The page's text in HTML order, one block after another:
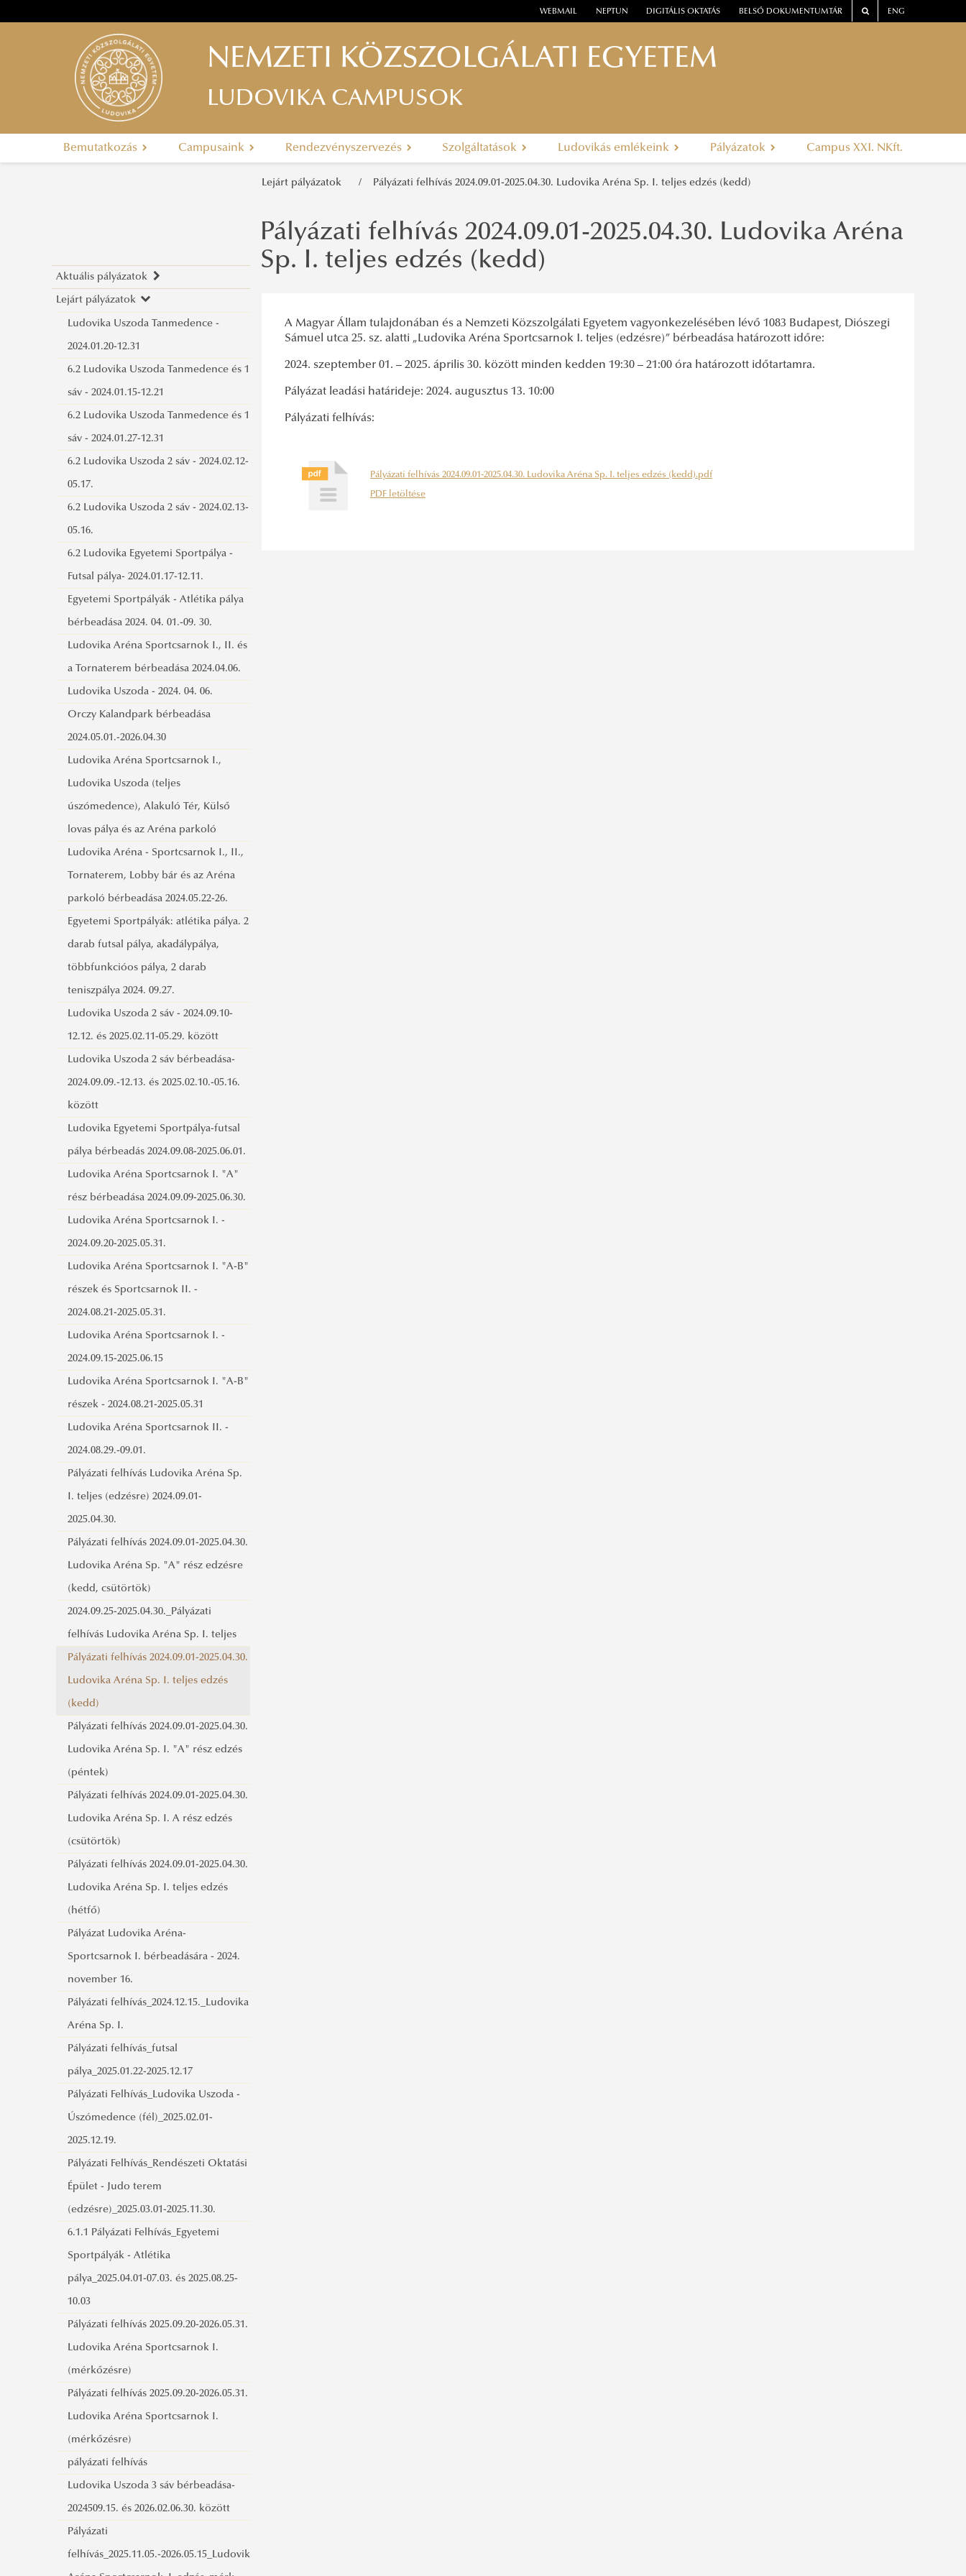
WEBMAIL NEPTUN DIGITÁLIS OKTATÁS BELSŐ DOKUMENTUMTÁR ENG
NEMZETI KÖZSZOLGÁLATI EGYETEM
LUDOVIKA CAMPUSOK
Bemutatkozás Campusaink Rendezvényszervezés Szolgáltatások Ludovikás emlékeink Pályázatok Campus XXI. NKft.
Lejárt pályázatok Pályázati felhívás 2024.09.01-2025.04.30. Ludovika Aréna Sp. I. teljes edzés (kedd)
Aktuális pályázatok
Pályázati felhívás 2026.08.17-2027.05.30.
Ludovika Aréna Sportcsarnok I. "A-B"
rész (edzésre)
Pályázati felhívás 2026.09.19-2027.05.31
között Sportcsarnok I. mérkőzésre
Pályázati felhívás 2026.08.17.-2027.06.13
Sportcsarnok I. "A-B" rész edzésre
Pályázati felhívás_2026.09.19-
2027.05.31_közötti Sportcsarnok I.
mérkőzésre_
Pályázati felhívás
2026.09.07.-2027.06.30. Ludovika Aréna
Sportcsarnok I. "A" rész (edzésre)
Pályázati felhívás 2026.09.07-
2027.05.21_Úszómedence 2 sáv
edzésre
Pályázati felhívás 2026.09.08-
2027.05.20_Úszómedence 2 sáv
edzésre
Pályázati felhívás 2026.09.07-2027.06.30
Ludovika Aréna Úszómdence 3 sáv
edzésre
Pályázati felhívás 2026.09.13-2027.06.06
Egyetemi Sportpályák futsal pálya
mérkőzésre
Pályázati felhívás_2026.09.07-
2027.06.30_Egyetemi sporp._Futsal
pálya edzés
Pályázati felhívás
2026.09.08.-2027.05.31. Sportcsarnok I.
A-B rész_edzés_mérkőzés
Lejárt pályázatok
Ludovika Uszoda Tanmedence -
2024.01.20-12.31
6.2 Ludovika Uszoda Tanmedence és 1
sáv - 2024.01.15-12.21
6.2 Ludovika Uszoda Tanmedence és 1
sáv - 2024.01.27-12.31
6.2 Ludovika Uszoda 2 sáv - 2024.02.12-
05.17.
6.2 Ludovika Uszoda 2 sáv - 2024.02.13-
05.16.
6.2 Ludovika Egyetemi Sportpálya -
Futsal pálya- 2024.01.17-12.11.
Egyetemi Sportpályák - Atlétika pálya
bérbeadása 2024. 04. 01.-09. 30.
Ludovika Aréna Sportcsarnok I., II. és
a Tornaterem bérbeadása 2024.04.06.
Ludovika Uszoda - 2024. 04. 06.
Orczy Kalandpark bérbeadása
2024.05.01.-2026.04.30
Ludovika Aréna Sportcsarnok I.,
Ludovika Uszoda (teljes
úszómedence), Alakuló Tér, Külső
lovas pálya és az Aréna parkoló
Ludovika Aréna - Sportcsarnok I., II.,
Tornaterem, Lobby bár és az Aréna
parkoló bérbeadása 2024.05.22-26.
Egyetemi Sportpályák: atlétika pálya. 2
darab futsal pálya, akadálypálya,
többfunkcióos pálya, 2 darab
teniszpálya 2024. 09.27.
Ludovika Uszoda 2 sáv - 2024.09.10-
12.12. és 2025.02.11-05.29. között
Ludovika Uszoda 2 sáv bérbeadása-
2024.09.09.-12.13. és 2025.02.10.-05.16.
között
Ludovika Egyetemi Sportpálya-futsal
pálya bérbeadás 2024.09.08-2025.06.01.
Ludovika Aréna Sportcsarnok I. "A"
rész bérbeadása 2024.09.09-2025.06.30.
Ludovika Aréna Sportcsarnok I. -
2024.09.20-2025.05.31.
Ludovika Aréna Sportcsarnok I. "A-B"
részek és Sportcsarnok II. -
2024.08.21-2025.05.31.
Ludovika Aréna Sportcsarnok I. -
2024.09.15-2025.06.15
Ludovika Aréna Sportcsarnok I. "A-B"
részek - 2024.08.21-2025.05.31
Ludovika Aréna Sportcsarnok II. -
2024.08.29.-09.01.
Pályázati felhívás Ludovika Aréna Sp.
I. teljes (edzésre) 2024.09.01-
2025.04.30.
Pályázati felhívás 2024.09.01-2025.04.30.
Ludovika Aréna Sp. "A" rész edzésre
(kedd, csütörtök)
2024.09.25-2025.04.30._Pályázati
felhívás Ludovika Aréna Sp. I. teljes
Pályázati felhívás 2024.09.01-2025.04.30.
Ludovika Aréna Sp. I. teljes edzés
(kedd)
Pályázati felhívás 2024.09.01-2025.04.30.
Ludovika Aréna Sp. I. "A" rész edzés
(péntek)
Pályázati felhívás 2024.09.01-2025.04.30.
Ludovika Aréna Sp. I. A rész edzés
(csütörtök)
Pályázati felhívás 2024.09.01-2025.04.30.
Ludovika Aréna Sp. I. teljes edzés
(hétfő)
Pályázat Ludovika Aréna-
Sportcsarnok I. bérbeadására - 2024.
november 16.
Pályázati felhívás_2024.12.15._Ludovika
Aréna Sp. I.
Pályázati felhívás_futsal
pálya_2025.01.22-2025.12.17
Pályázati Felhívás_Ludovika Uszoda -
Úszómedence (fél)_2025.02.01-
2025.12.19.
Pályázati Felhívás_Rendészeti Oktatási
Épület - Judo terem
(edzésre)_2025.03.01-2025.11.30.
6.1.1 Pályázati Felhívás_Egyetemi
Sportpályák - Atlétika
pálya_2025.04.01-07.03. és 2025.08.25-
10.03
Pályázati felhívás 2025.09.20-2026.05.31.
Ludovika Aréna Sportcsarnok I.
(mérkőzésre)
Pályázati felhívás 2025.09.20-2026.05.31.
Ludovika Aréna Sportcsarnok I.
(mérkőzésre)
pályázati felhívás
Ludovika Uszoda 3 sáv bérbeadása-
2024509.15. és 2026.02.06.30. között
Pályázati
felhívás_2025.11.05.-2026.05.15_Ludovika
Pályázati felhívás 2024.09.01-2025.04.30. Ludovika Aréna
Sp. I. teljes edzés (kedd)
A Magyar Állam tulajdonában és a Nemzeti Közszolgálati Egyetem vagyonkezelésében lévő 1083 Budapest, Diószegi
Sámuel utca 25. sz. alatti „Ludovika Aréna Sportcsarnok I. teljes (edzésre)” bérbeadása határozott időre:
2024. szeptember 01. – 2025. április 30. között minden kedden 19:30 – 21:00 óra határozott időtartamra.
Pályázat leadási határideje: 2024. augusztus 13. 10:00
Pályázati felhívás:
Pályázati felhívás 2024.09.01-2025.04.30. Ludovika Aréna Sp. I. teljes edzés (kedd).pdf
PDF letöltése